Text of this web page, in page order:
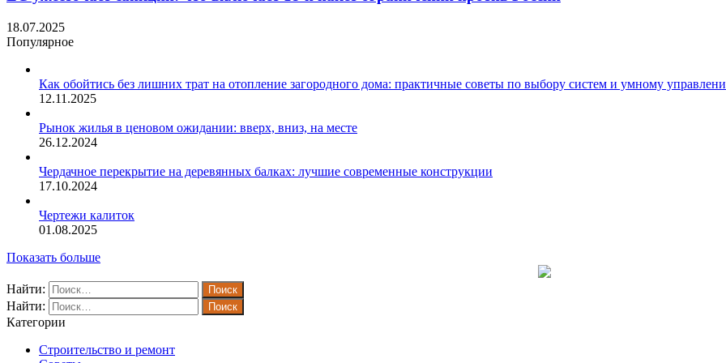
18.07.2025
Популярное
Как обойтись без лишних трат на отопление загородного дома: практичные советы по выбору систем и умному
12.11.2025
Рынок жилья в ценовом ожидании: вверх, вниз, на месте
26.12.2024
Чердачное перекрытие на деревянных балках: лучшие современные конструкции
17.10.2024
Чертежи калиток
01.08.2025
Показать больше
Найти:
Найти:
Категории
Строительство и ремонт